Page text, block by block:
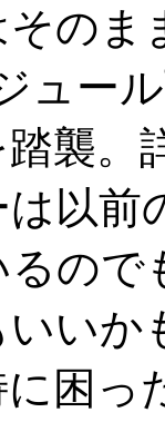
のま
ュー
襲。
以前
るので
いいか
困っ